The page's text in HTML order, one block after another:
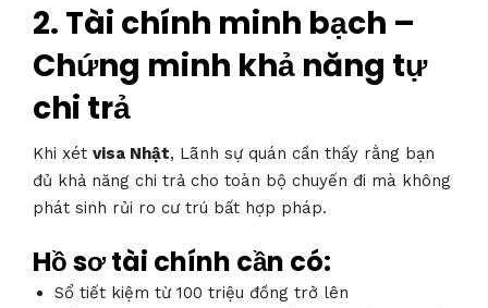
2. Tài chính minh bạch –
Chứng minh khả năng tự
chi trả
Khi xét visa Nhật, Lãnh sự quán cần thấy rằng bạn
đủ khả năng chi trả cho toàn bộ chuyến đi mà không
phát sinh rủi ro cư trú bất hợp pháp.
Hồ sơ tài chính cần có:
Sổ tiết kiệm từ 100 triệu đồng trở lên